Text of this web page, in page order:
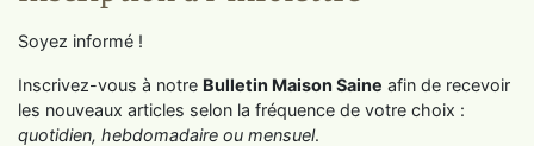
Soyez informé !
Inscrivez-vous à notre Bulletin Maison Saine afin de recevoir
les nouveaux articles selon la fréquence de votre choix :
quotidien, hebdomadaire ou mensuel.